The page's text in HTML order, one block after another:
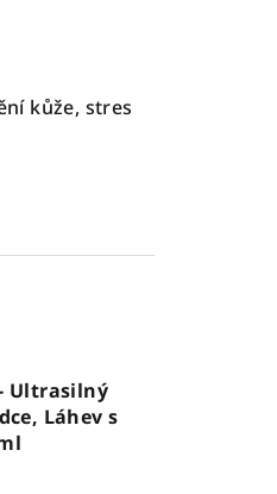
kůže, stres
Ultrasilný
Láhev s